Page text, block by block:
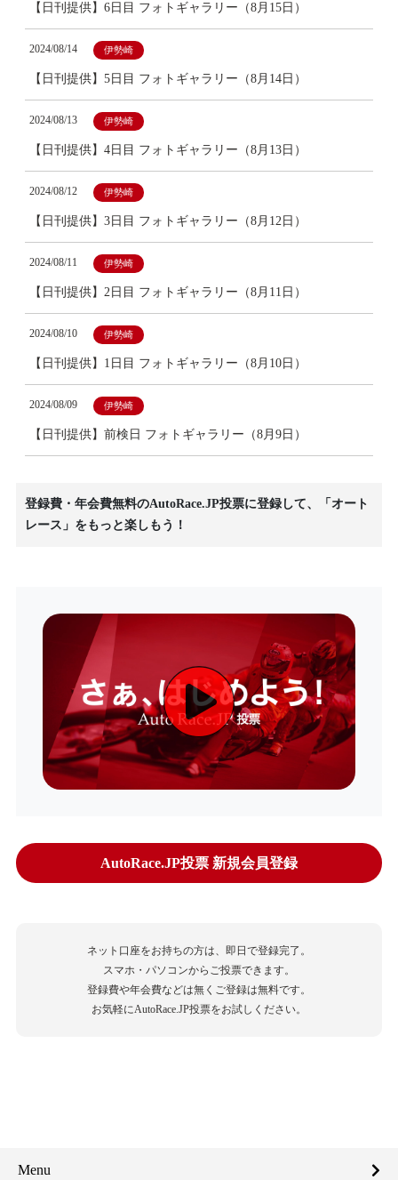
【日刊提供】6日目 フォトギャラリー（8月15日）
2024/08/14 伊勢崎
【日刊提供】5日目 フォトギャラリー（8月14日）
2024/08/13 伊勢崎
【日刊提供】4日目 フォトギャラリー（8月13日）
2024/08/12 伊勢崎
【日刊提供】3日目 フォトギャラリー（8月12日）
2024/08/11 伊勢崎
【日刊提供】2日目 フォトギャラリー（8月11日）
2024/08/10 伊勢崎
【日刊提供】1日目 フォトギャラリー（8月10日）
2024/08/09 伊勢崎
【日刊提供】前検日 フォトギャラリー（8月9日）
登録費・年会費無料のAutoRace.JP投票に登録して、「オート
レース」をもっと楽しもう！
AutoRace.JP投票 新規会員登録
ネット口座をお持ちの方は、即日で登録完了。
スマホ・パソコンからご投票できます。
登録費や年会費などは無くご登録は無料です。
お気軽にAutoRace.JP投票をお試しください。
Menu